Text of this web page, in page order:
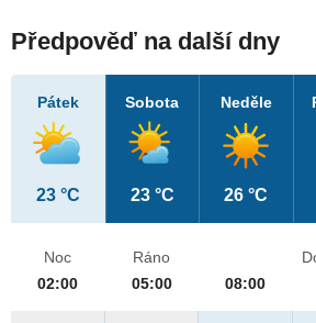
Předpověď na další dny
Pátek
23 °C
Sobota
23 °C
Neděle
26 °C
Noc
02:00
Ráno
05:00
08:00